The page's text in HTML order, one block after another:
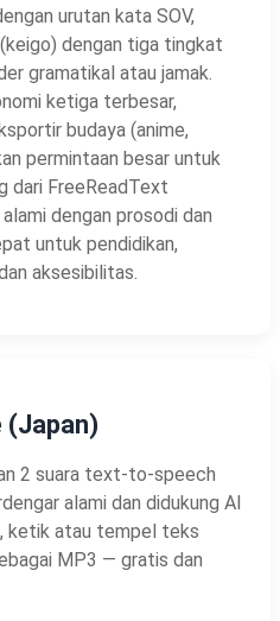
urutan kata SOV,
dengan tiga tingkat
gramatikal atau jamak.
ketiga terbesar,
budaya (anime,
permintaan besar untuk
dari FreeReadText
dengan prosodi dan
untuk pendidikan,
aksesibilitas.
(Japan)
2 suara text-to-speech
alami dan didukung AI
ketik atau tempel teks
MP3 — gratis dan